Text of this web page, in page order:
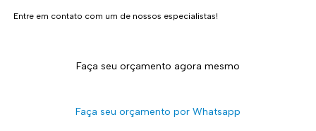
Entre em contato com um de nossos especialistas!
Faça seu orçamento agora mesmo
Faça seu orçamento por Whatsapp